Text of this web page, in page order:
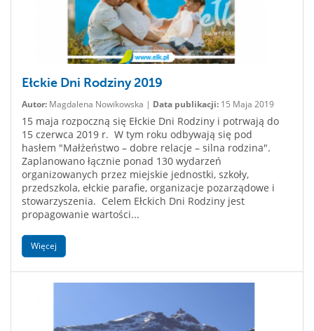
Ełckie Dni Rodziny 2019
Autor: Magdalena Nowikowska | Data publikacji: 15 Maja 2019
15 maja rozpoczną się Ełckie Dni Rodziny i potrwają do
15 czerwca 2019 r. W tym roku odbywają się pod
hasłem "Małżeństwo – dobre relacje – silna rodzina".
Zaplanowano łącznie ponad 130 wydarzeń
organizowanych przez miejskie jednostki, szkoły,
przedszkola, ełckie parafie, organizacje pozarządowe i
stowarzyszenia. Celem Ełckich Dni Rodziny jest
propagowanie wartości...
Więcej